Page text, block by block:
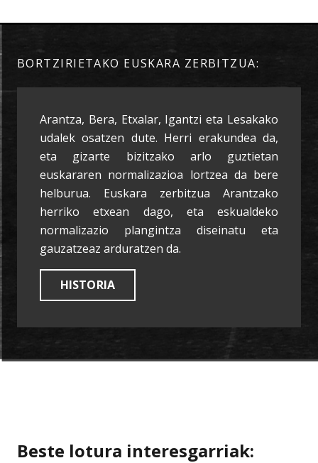
BORTZIRIETAKO EUSKARA ZERBITZUA:
Arantza, Bera, Etxalar, Igantzi eta Lesakako
udalek osatzen dute. Herri erakundea da,
eta gizarte bizitzako arlo guztietan
euskararen normalizazioa lortzea da bere
helburua. Euskara zerbitzua Arantzako
herriko etxean dago, eta eskualdeko
normalizazio plangintza diseinatu eta
gauzatzeaz arduratzen da.
HISTORIA
Beste lotura interesgarriak: